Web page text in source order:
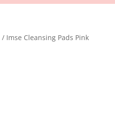
/ Imse Cleansing Pads Pink